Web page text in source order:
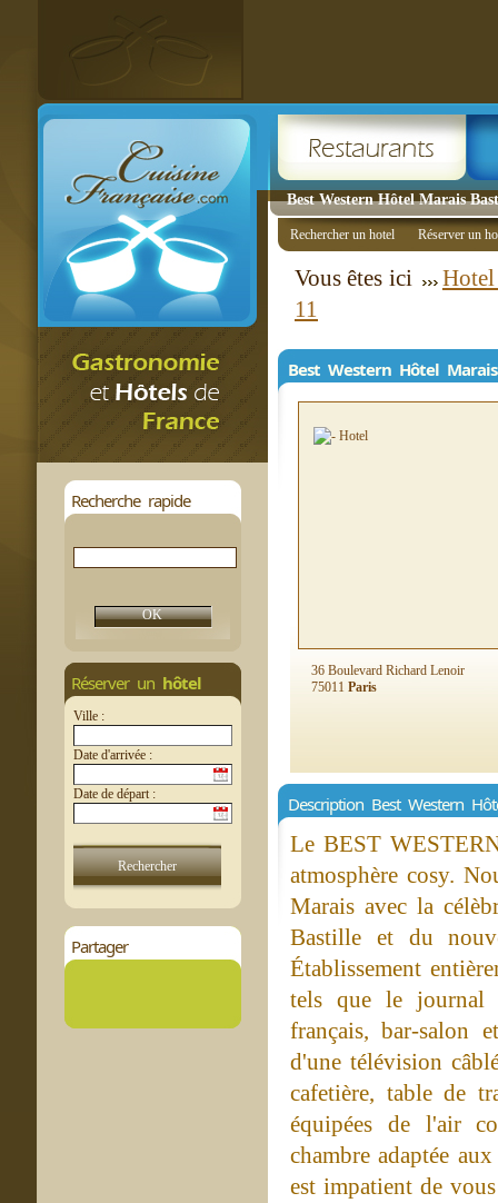
Best Western Hôtel Marais
Recherche rapide
Réserver un hôtel
Ville :
Date d'arrivée :
Date de départ :
Partager
Rechercher un hotel Réserver un
Vous êtes ici
11
Best Western Hôtel
36 Boulevard Richard Lenoir
75011 Paris
Description Best Western
Le BEST
atmosphère cosy.
Marais avec la
Bastille et du
Établissement
tels que le journal
français, bar-salon
d'une télévision
cafetière, table de
équipées de l'air
chambre adaptée
est impatient de